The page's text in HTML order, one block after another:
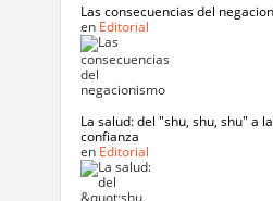
Las consecuencias del
en Editorial
La salud: del "shu, shu, shu" a
confianza
en Editorial